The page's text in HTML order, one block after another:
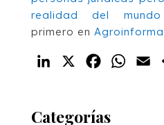
realidad del
primero en
LinkedIn Facebook
Categorías